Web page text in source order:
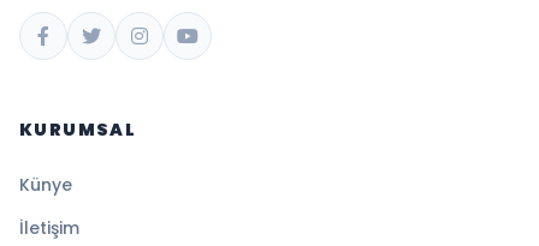
KURUMSAL
Künye
İletişim